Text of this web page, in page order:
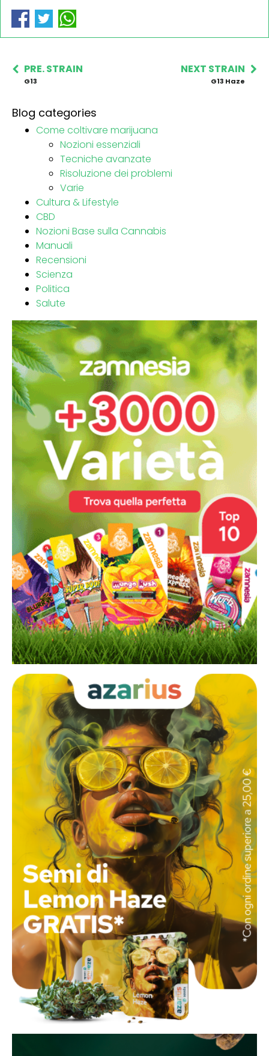
PRE. STRAIN
G13
NEXT STRAIN
G13 Haze
Blog categories
Come coltivare marijuana
Nozioni essenziali
Tecniche avanzate
Risoluzione dei problemi
Varie
Cultura & Lifestyle
CBD
Nozioni Base sulla Cannabis
Manuali
Recensioni
Scienza
Politica
Salute